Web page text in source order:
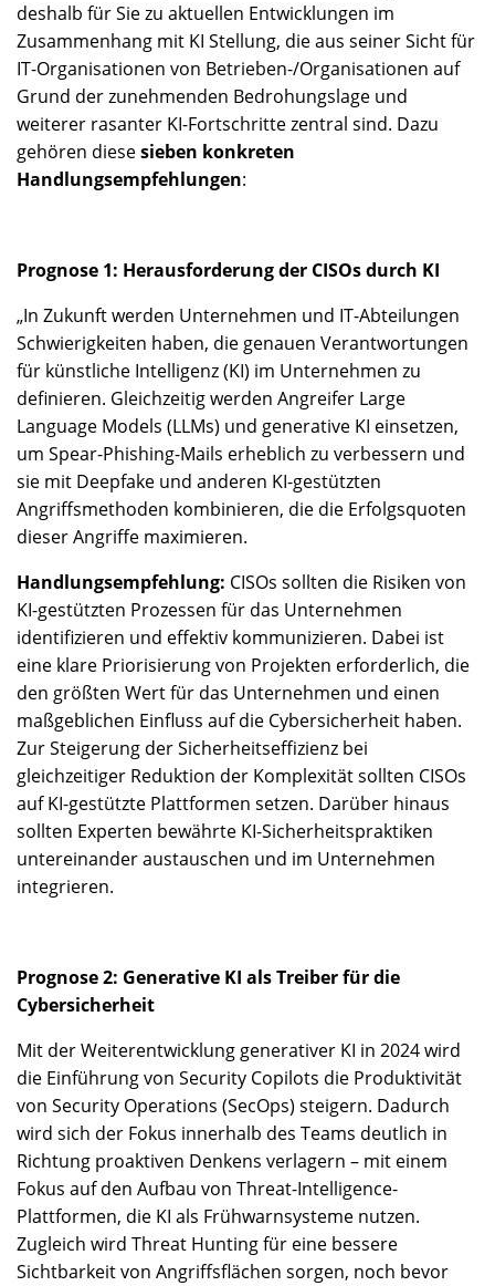
deshalb für Sie zu aktuellen Entwicklungen im
Zusammenhang mit KI Stellung, die aus seiner Sicht für
IT-Organisationen von Betrieben-/Organisationen auf
Grund der zunehmenden Bedrohungslage und
weiterer rasanter KI-Fortschritte zentral sind. Dazu
gehören diesesieben konkreten
Handlungsempfehlungen:
Prognose 1: Herausforderung der CISOs durch KI
„In Zukunft werden Unternehmen und IT-Abteilungen
Schwierigkeiten haben, die genauen Verantwortungen
für künstliche Intelligenz (KI) im Unternehmen zu
definieren. Gleichzeitig werden Angreifer Large
Language Models (LLMs) und generative KI einsetzen,
um Spear-Phishing-Mails erheblich zu verbessern und
sie mit Deepfake und anderen KI-gestützten
Angriffsmethoden kombinieren, die die Erfolgsquoten
dieser Angriffe maximieren.
Handlungsempfehlung: CISOs sollten die Risiken von
KI-gestützten Prozessen für das Unternehmen
identifizieren und effektiv kommunizieren. Dabei ist
eine klare Priorisierung von Projekten erforderlich, die
den größten Wert für das Unternehmen und einen
maßgeblichen Einfluss auf die Cybersicherheit haben.
Zur Steigerung der Sicherheitseffizienz bei
gleichzeitiger Reduktion der Komplexität sollten CISOs
auf KI-gestützte Plattformen setzen. Darüber hinaus
sollten Experten bewährte KI-Sicherheitspraktiken
untereinander austauschen und im Unternehmen
integrieren.
Prognose 2: Generative KI als Treiber für die
Cybersicherheit
Mit der Weiterentwicklung generativer KI in 2024 wird
die Einführung von Security Copilots die Produktivität
von Security Operations (SecOps) steigern. Dadurch
wird sich der Fokus innerhalb des Teams deutlich in
Richtung proaktiven Denkens verlagern – mit einem
Fokus auf den Aufbau von Threat-Intelligence-
Plattformen, die KI als Frühwarnsysteme nutzen.
Zugleich wird Threat Hunting für eine bessere
Sichtbarkeit von Angriffsflächen sorgen, noch bevor